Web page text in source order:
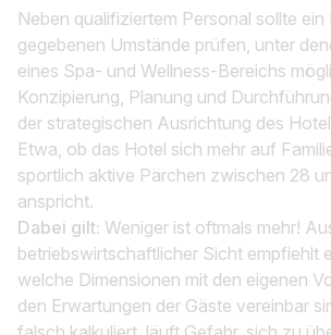
Neben qualifiziertem Personal sollte ein
gegebenen Umstände prüfen, unter
eines Spa- und Wellness-Bereichs
Konzipierung, Planung und
der strategischen Ausrichtung des
Etwa, ob das Hotel sich mehr auf
sportlich aktive Pärchen zwischen 28
anspricht.
Dabei gilt: Weniger ist oftmals mehr!
betriebswirtschaftlicher Sicht empfiehlt
welche Dimensionen mit den eigenen
den Erwartungen der Gäste vereinbar